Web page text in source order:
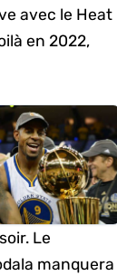
avec le Heat
en 2022,
Le
manquera